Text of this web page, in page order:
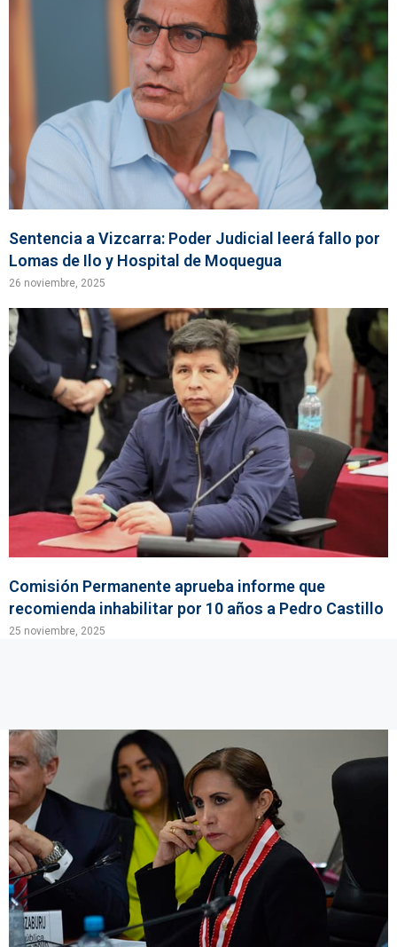
Sentencia a Vizcarra: Poder Judicial leerá fallo por
Lomas de Ilo y Hospital de Moquegua
26 noviembre, 2025
Comisión Permanente aprueba informe que
recomienda inhabilitar por 10 años a Pedro Castillo
25 noviembre, 2025